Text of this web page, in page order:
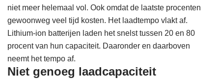
niet meer helemaal vol. Ook omdat de laatste procenten
gewoonweg veel tijd kosten. Het laadtempo vlakt af.
Lithium-ion batterijen laden het snelst tussen 20 en 80
procent van hun capaciteit. Daaronder en daarboven
neemt het tempo af.
Niet genoeg laadcapaciteit